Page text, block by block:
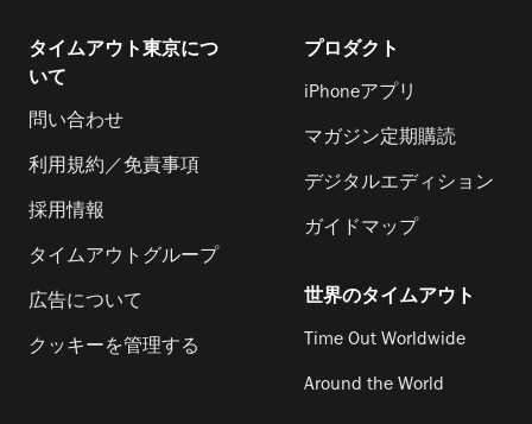
タイムアウト東京につ
いて
問い合わせ
利用規約／免責事項
採用情報
タイムアウトグループ
広告について
クッキーを管理する
プロダクト
iPhoneアプリ
マガジン定期購読
デジタルエディション
ガイドマップ
世界のタイムアウト
Time Out Worldwide
Around the World